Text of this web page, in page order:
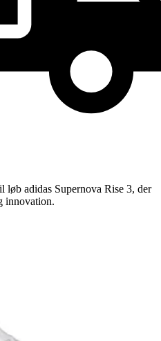
løb adidas Supernova Rise 3, der
innovation.